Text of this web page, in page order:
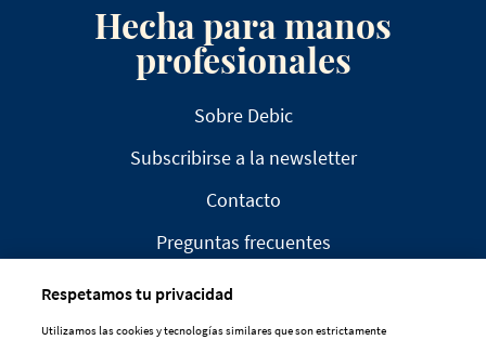
Hecha para manos
profesionales
Sobre Debic
Subscribirse a la newsletter
Contacto
Preguntas frecuentes
Respetamos tu privacidad
Utilizamos las cookies y tecnologías similares que son estrictamente